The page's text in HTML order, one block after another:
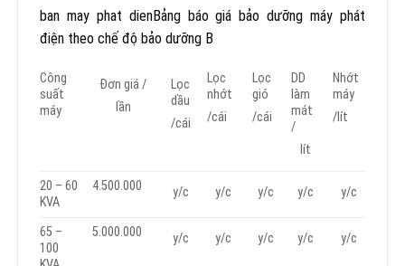
ban may phat dienBảng báo giá bảo dưỡng máy phát
điện theo chế độ bảo dưỡng B
Công
suất
máy
Đơn giá /
lần
Lọc
dầu
/cái
Lọc
nhớt
/cái
Lọc
gió
/cái
DD
làm
mát
/
lít
Nhớt
máy
/lít
20 – 60
KVA
4.500.000 y/c y/c y/c y/c y/c
65 –
100
5.000.000 y/c y/c y/c y/c y/c